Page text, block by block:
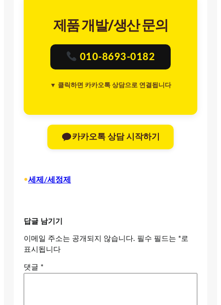
제품 개발/생산 문의
010-8693-0182
▼ 클릭하면 카카오톡 상담으로 연결됩니다
카카오톡 상담 시작하기
•세제/세정제
답글 남기기
이메일 주소는 공개되지 않습니다. 필수 필드는 *로
표시됩니다
댓글 *